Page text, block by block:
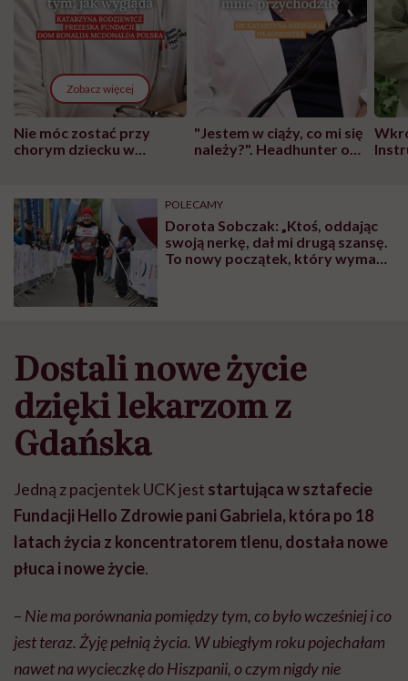
Zobacz więcej
Nie móc zostać przy
chorym dziecku w
może chyba tylko
głupota i brak
wyobraźni"
"Jestem w ciąży, co mi się
należy?". Headhunter o
pracy
POLECAMY
Dorota Sobczak: „Ktoś, oddając
swoją nerkę, dał mi drugą szansę.
To nowy początek, który wymaga
Dostali nowe życie
dzięki lekarzom z
Gdańska
Jedną z pacjentek UCK jest startująca w sztafecie
Fundacji Hello Zdrowie pani Gabriela, która po 18
latach życia z koncentratorem tlenu, dostała nowe
płuca i nowe życie.
– Nie ma porównania pomiędzy tym, co było wcześniej i co
jest teraz. Żyję pełnią życia. W ubiegłym roku pojechałam
nawet na wycieczkę do Hiszpanii, o czym nigdy nie